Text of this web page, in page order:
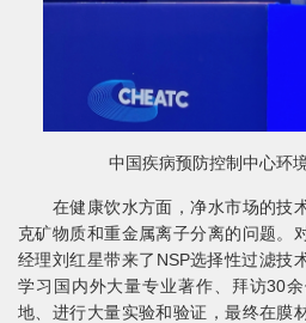
中国疾病预防控制中心环境
在健康饮水方面，净水市场的技
克矿物质和重金属离子分离的问题。
经理刘红星带来了NSP选择性过滤技
学习国内外大量专业著作、拜访30
地、进行大量实验和验证，最终在膜